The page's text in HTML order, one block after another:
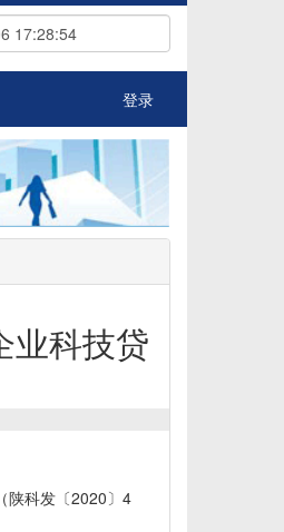
17:28:54
登录
业科技贷
陕科发〔2020〕4